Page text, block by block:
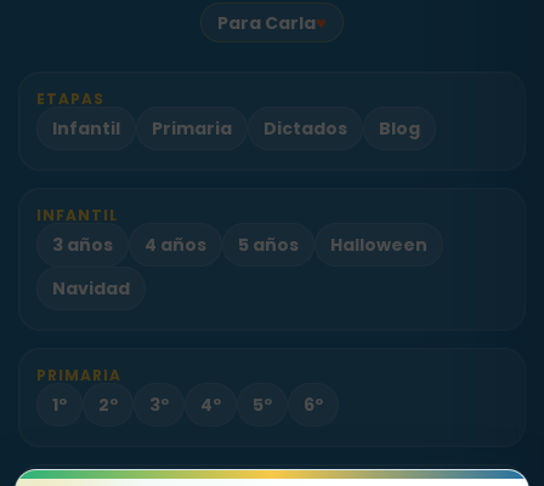
Para Carla♥
ETAPAS
Infantil Primaria Dictados Blog
INFANTIL
3 años 4 años 5 años
Halloween
Navidad
PRIMARIA
1º 2º 3º 4º 5º 6º